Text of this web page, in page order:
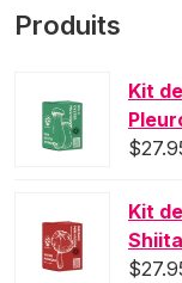
Produits
Kit
$
Kit
$